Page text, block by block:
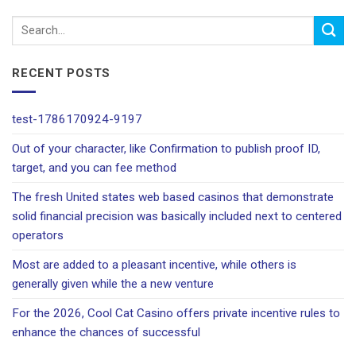
RECENT POSTS
test-1786170924-9197
Out of your character, like Confirmation to publish proof ID,
target, and you can fee method
The fresh United states web based casinos that demonstrate
solid financial precision was basically included next to centered
operators
Most are added to a pleasant incentive, while others is
generally given while the a new venture
For the 2026, Cool Cat Casino offers private incentive rules to
enhance the chances of successful